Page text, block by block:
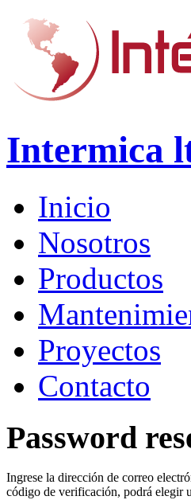
Intermica
Inicio
Nosotros
Productos
Proyectos
Contacto
Password
Ingrese la dirección de correo
código de verificación, podrá elegir